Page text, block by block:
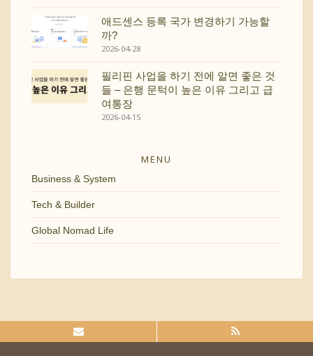
애드센스 등록 국가 변경하기 가능할
까?
2026-04-28
필리핀 사업을 하기 전에 알면 좋은 것
들 – 은행 문턱이 높은 이유 그리고 급
여통장
2026-04-15
MENU
Business & System
Tech & Builder
Global Nomad Life